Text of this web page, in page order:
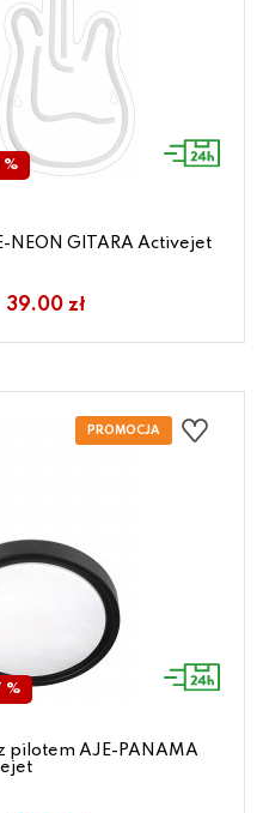
%
NEON GITARA Activejet
39.00 zł
%
pilotem AJE-PANAMA